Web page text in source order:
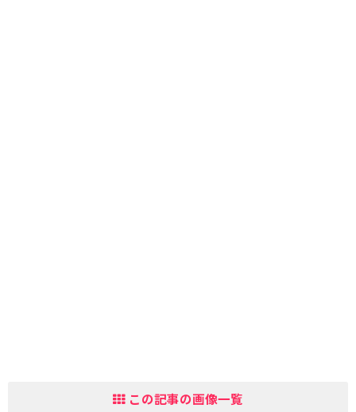
この記事の画像一覧